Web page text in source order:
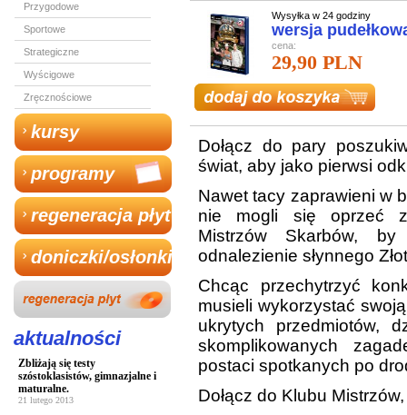
Przygodowe
Sportowe
Strategiczne
Wyścigowe
Zręcznościowe
kursy
programy
regeneracja płyt
doniczki/osłonki
aktualności
Zbliżają się testy
szóstoklasistów, gimnazjalne i
maturalne.
21 lutego 2013
Wysyłka w 24 godziny
wersja
cena:
29,90 PLN
Dołącz do pary
świat, aby jako pierwsi
Nawet tacy zaprawieni w
nie mogli się oprzeć
Mistrzów Skarbów,
odnalezienie słynnego
Chcąc przechytrzyć
musieli wykorzystać
ukrytych przedmiotów,
skomplikowanych
postaci spotkanych po
Dołącz do Klubu